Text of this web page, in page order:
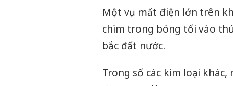
Một vụ mất điện lớn trên
chìm trong bóng tối vào
bắc đất nước.
Trong số các kim loại khác,